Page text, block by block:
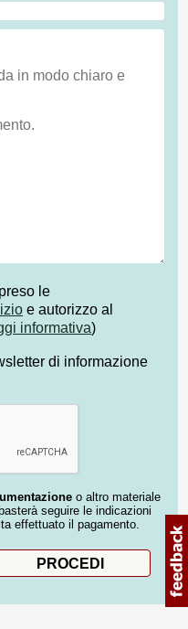
le
e autorizzo al
informativa)
di informazione
o altro materiale
seguire le indicazioni
effettuato il pagamento.